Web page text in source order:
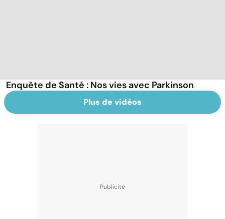
Enquête de Santé : Nos vies avec Parkinson
Plus de vidéos